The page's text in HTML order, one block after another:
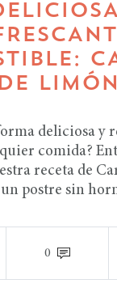
DE LIMÓN
deliciosa y
comida?
receta de
un postre sin
0